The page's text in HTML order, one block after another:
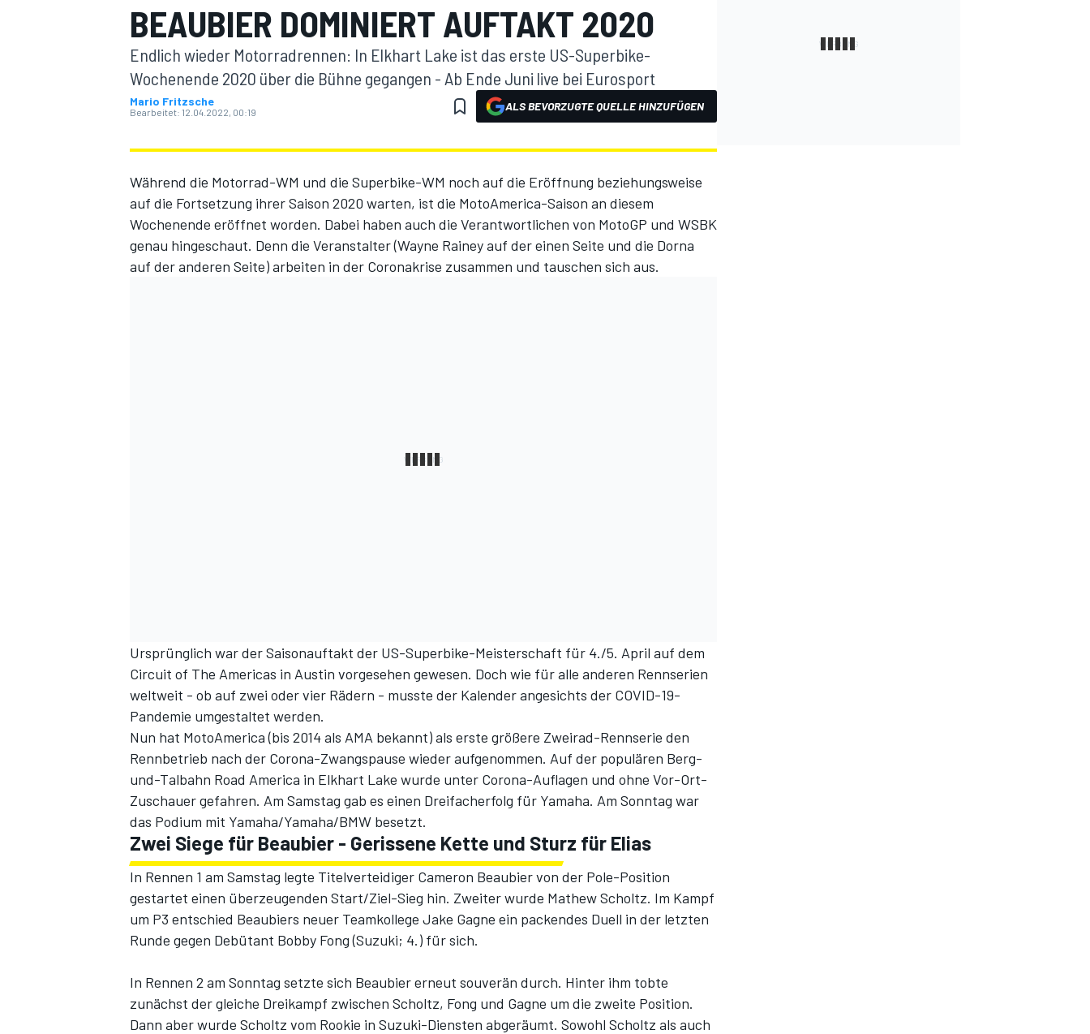
BEAUBIER DOMINIERT AUFTAKT 2020
Endlich wieder Motorradrennen: In Elkhart Lake ist das erste US-Superbike-
Wochenende 2020 über die Bühne gegangen - Ab Ende Juni live bei Eurosport
Mario Fritzsche
Bearbeitet: 12.04.2022, 00:19 ALS BEVORZUGTE QUELLE HINZUFÜGEN
Während die Motorrad-WM und die Superbike-WM noch auf die Eröffnung beziehungsweise
auf die Fortsetzung ihrer Saison 2020 warten, ist die MotoAmerica-Saison an diesem
Wochenende eröffnet worden. Dabei haben auch die Verantwortlichen von MotoGP und WSBK
genau hingeschaut. Denn die Veranstalter (Wayne Rainey auf der einen Seite und die Dorna
auf der anderen Seite) arbeiten in der Coronakrise zusammen und tauschen sich aus.
Ursprünglich war der Saisonauftakt der US-Superbike-Meisterschaft für 4./5. April auf dem
Circuit of The Americas in Austin vorgesehen gewesen. Doch wie für alle anderen Rennserien
weltweit - ob auf zwei oder vier Rädern - musste der Kalender angesichts der COVID-19-
Pandemie umgestaltet werden.
Nun hat MotoAmerica (bis 2014 als AMA bekannt) als erste größere Zweirad-Rennserie den
Rennbetrieb nach der Corona-Zwangspause wieder aufgenommen. Auf der populären Berg-
und-Talbahn Road America in Elkhart Lake wurde unter Corona-Auflagen und ohne Vor-Ort-
Zuschauer gefahren. Am Samstag gab es einen Dreifacherfolg für Yamaha. Am Sonntag war
das Podium mit Yamaha/Yamaha/BMW besetzt.
Zwei Siege für Beaubier - Gerissene Kette und Sturz für Elias
In Rennen 1 am Samstag legte Titelverteidiger Cameron Beaubier von der Pole-Position
gestartet einen überzeugenden Start/Ziel-Sieg hin. Zweiter wurde Mathew Scholtz. Im Kampf
um P3 entschied Beaubiers neuer Teamkollege Jake Gagne ein packendes Duell in der letzten
Runde gegen Debütant Bobby Fong (Suzuki; 4.) für sich.
In Rennen 2 am Sonntag setzte sich Beaubier erneut souverän durch. Hinter ihm tobte
zunächst der gleiche Dreikampf zwischen Scholtz, Fong und Gagne um die zweite Position.
Dann aber wurde Scholtz vom Rookie in Suzuki-Diensten abgeräumt. Sowohl Scholtz als auch